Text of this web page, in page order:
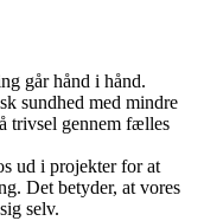
går hånd i hånd.
sundhed med mindre
trivsel gennem fælles
ud i projekter for at
Det betyder, at vores
selv.